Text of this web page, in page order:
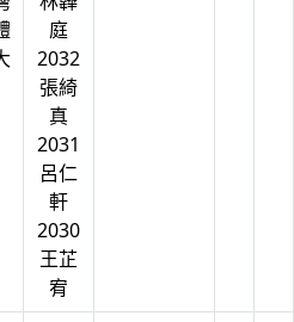
庭
2032
張綺
真
2031
呂仁
軒
2030
王芷
宥